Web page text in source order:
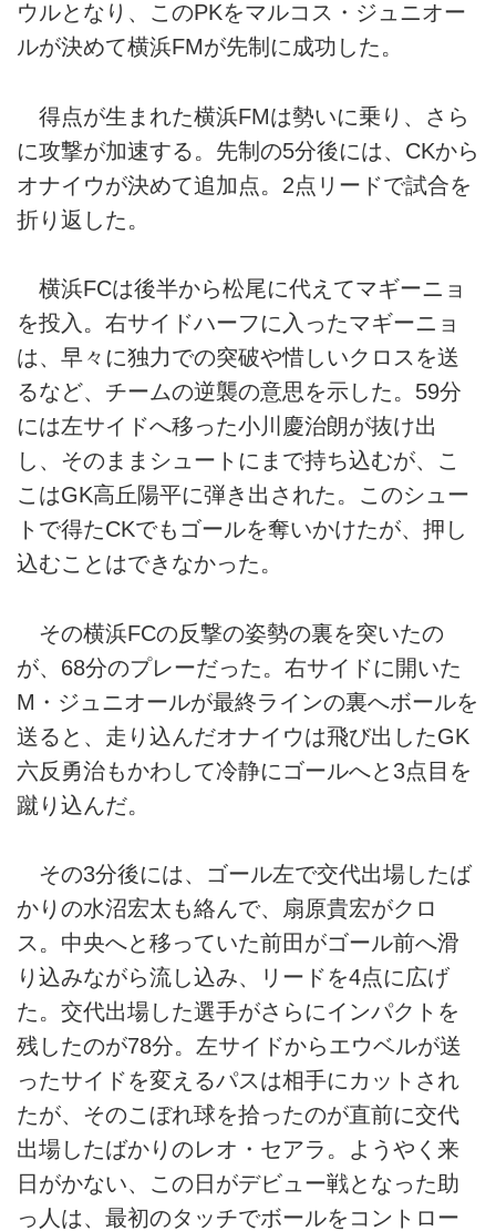
ウルとなり、このPKをマルコス・ジュニオー
ルが決めて横浜FMが先制に成功した。
得点が生まれた横浜FMは勢いに乗り、さら
に攻撃が加速する。先制の5分後には、CKから
オナイウが決めて追加点。2点リードで試合を
折り返した。
横浜FCは後半から松尾に代えてマギーニョ
を投入。右サイドハーフに入ったマギーニョ
は、早々に独力での突破や惜しいクロスを送
るなど、チームの逆襲の意思を示した。59分
には左サイドへ移った小川慶治朗が抜け出
し、そのままシュートにまで持ち込むが、こ
こはGK高丘陽平に弾き出された。このシュー
トで得たCKでもゴールを奪いかけたが、押し
込むことはできなかった。
その横浜FCの反撃の姿勢の裏を突いたの
が、68分のプレーだった。右サイドに開いた
M・ジュニオールが最終ラインの裏へボールを
送ると、走り込んだオナイウは飛び出したGK
六反勇治もかわして冷静にゴールへと3点目を
蹴り込んだ。
その3分後には、ゴール左で交代出場したば
かりの水沼宏太も絡んで、扇原貴宏がクロ
ス。中央へと移っていた前田がゴール前へ滑
り込みながら流し込み、リードを4点に広げ
た。交代出場した選手がさらにインパクトを
残したのが78分。左サイドからエウベルが送
ったサイドを変えるパスは相手にカットされ
たが、そのこぼれ球を拾ったのが直前に交代
出場したばかりのレオ・セアラ。ようやく来
日がかない、この日がデビュー戦となった助
っ人は、最初のタッチでボールをコントロー